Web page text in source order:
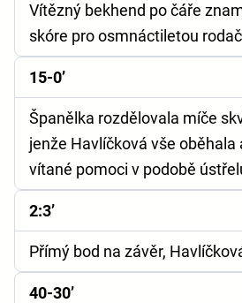
Vítězný bekhend po čáře
skóre pro osmnáctiletou
15-0’
Španělka rozdělovala míče
jenže Havlíčková vše oběhala
vítané pomoci v podobě
2:3’
Přímý bod na závěr,
40-30’